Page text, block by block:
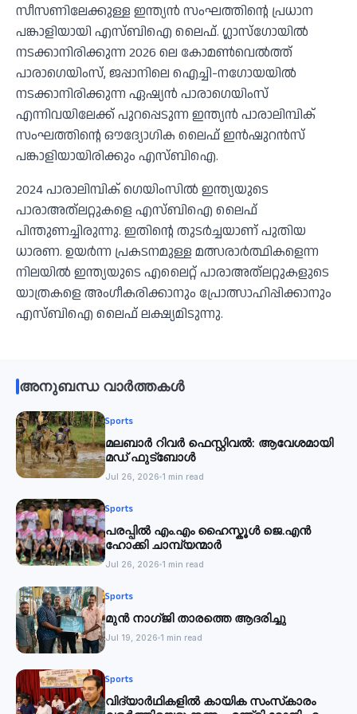
സീസണിലേക്കുള്ള ഇന്ത്യന്‍ സംഘത്തിന്റെ പ്രധാന
പങ്കാളിയായി എസ്ബിഐ ലൈഫ്. ഗ്ലാസ്‌ഗോയില്‍
നടക്കാനിരിക്കുന്ന 2026 ലെ കോമണ്‍വെല്‍ത്ത്
പാരാഗെയിംസ്, ജപ്പാനിലെ ഐച്ചി-നഗോയയില്‍
നടക്കാനിരിക്കുന്ന ഏഷ്യന്‍ പാരാഗെയിംസ്
എന്നിവയിലേക്ക് പുറപ്പെടുന്ന ഇന്ത്യന്‍ പാരാലിമ്പിക്
സംഘത്തിന്റെ ഔദ്യോഗിക ലൈഫ് ഇന്‍ഷുറന്‍സ്
പങ്കാളിയായിരിക്കും എസ്ബിഐ.
2024 പാരാലിമ്പിക് ഗെയിംസില്‍ ഇന്ത്യയുടെ
പാരാഅത്‌ലറ്റുകളെ എസ്ബിഐ ലൈഫ്
പിന്തുണച്ചിരുന്നു. ഇതിന്റെ തുടര്‍ച്ചയാണ് പുതിയ
ധാരണ. ഉയര്‍ന്ന പ്രകടനമുള്ള മത്സരാര്‍ത്ഥികളെന്ന
നിലയില്‍ ഇന്ത്യയുടെ എലൈറ്റ് പാരാഅത്‌ലറ്റുകളുടെ
യാത്രകളെ അംഗീകരിക്കാനും പ്രോത്സാഹിപ്പിക്കാനും
എസ്ബിഐ ലൈഫ് ലക്ഷ്യമിടുന്നു.
അനുബന്ധ വാർത്തകൾ
Sports
മലബാര്‍ റിവര്‍ ഫെസ്റ്റിവൽ: ആവേശമായി
മഡ് ഫുട്‌ബോൾ
Jul 26, 2026 1 min read
Sports
പരപ്പിൽ എം.എം ഹൈസ്കൂൾ ജെ.എൻ
ഹോക്കി ചാമ്പ്യന്മാർ
Jul 26, 2026 1 min read
Sports
മുൻ നാഗ്ജി താരത്തെ ആദരിച്ചു
Jul 19, 2026 1 min read
Sports
വിദ്യാര്‍ഥികളില്‍ കായിക സംസ്‌കാരം